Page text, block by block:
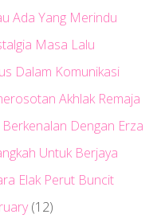
Ada Yang Merindu
Masa Lalu
Dalam Komunikasi
Akhlak Remaja
Berkenalan Dengan Erza
Untuk Berjaya
Elak Perut Buncit
(12)